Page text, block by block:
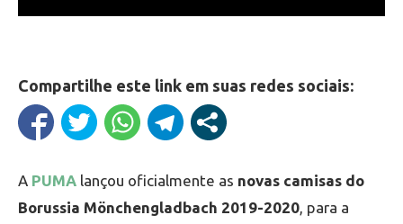
Compartilhe este link em suas redes sociais:
A PUMA lançou oficialmente as novas camisas do
Borussia Mönchengladbach 2019-2020, para a